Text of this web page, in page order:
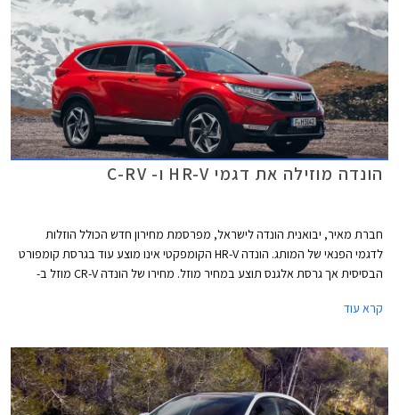
הונדה מוזילה את דגמי HR-V ו- C-RV
חברת מאיר, יבואנית הונדה לישראל, מפרסמת מחירון חדש הכולל הוזלות
לדגמי הפנאי של המותג. הונדה HR-V הקומפקטי אינו מוצע עוד בגרסת קומפורט
הבסיסית אך גרסת אלגנס תוצע במחיר מוזל. מחירו של הונדה CR-V מוזל ב-
קרא עוד